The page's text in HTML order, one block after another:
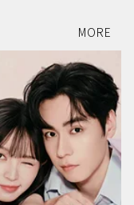
MORE